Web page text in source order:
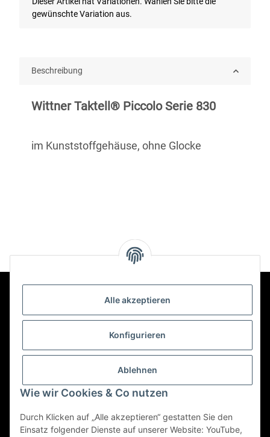
Alle akzeptieren
Konfigurieren
Ablehnen
Wie wir Cookies & Co nutzen
Durch Klicken auf „Alle akzeptieren“ gestatten Sie den
Einsatz folgender Dienste auf unserer Website: YouTube,
gewünschte Variation aus.
Beschreibung
Wittner Taktell® Piccolo Serie 830
im Kunststoffgehäuse, ohne Glocke
Informationen
Mehr über